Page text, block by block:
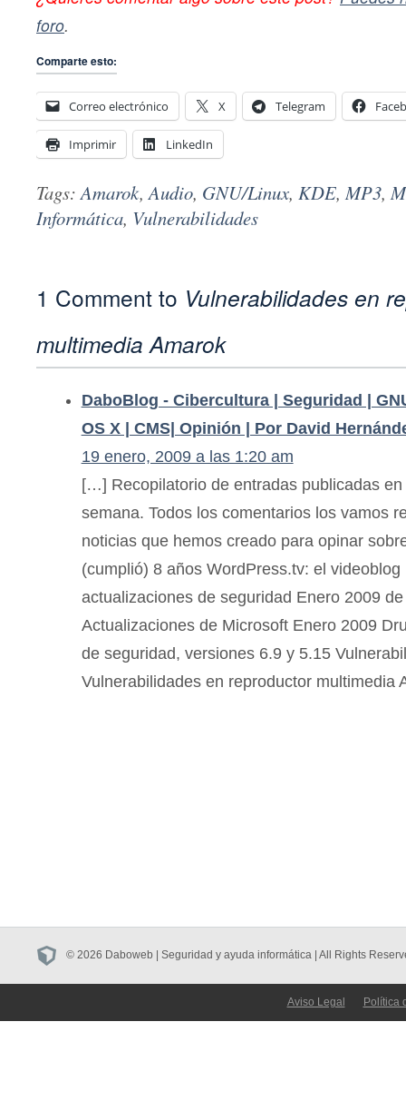
foro.
Comparte esto:
Correo electrónico X Telegram
Imprimir LinkedIn
Tags:Amarok,Audio, GNU/Linux, KDE,MP3,
Informática, Vulnerabilidades
1 Comment to Vulnerabilidades en
multimedia Amarok
DaboBlog - Cibercultura | Seguridad |
OS X | CMS| Opinión | Por David
19 enero, 2009 a las 1:20 am
[…] Recopilatorio de entradas publicadas
semana. Todos los comentarios los vamos
noticias que hemos creado para opinar
(cumplió) 8 años WordPress.tv: el videoblog
actualizaciones de seguridad Enero 2009
Actualizaciones de Microsoft Enero 2009
de seguridad, versiones 6.9 y 5.15
Vulnerabilidades en reproductor multimedia
© 2026 Daboweb | Seguridad y ayuda informática | All Rights
Aviso Legal Política